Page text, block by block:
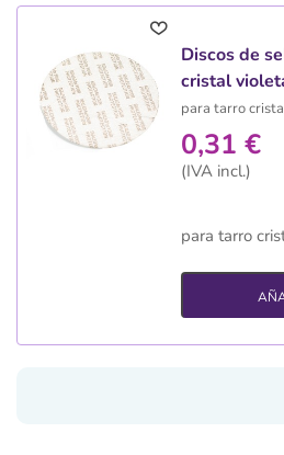
Discos de
cristal
para tarro
0,31 €
(IVA incl.)
para tarro